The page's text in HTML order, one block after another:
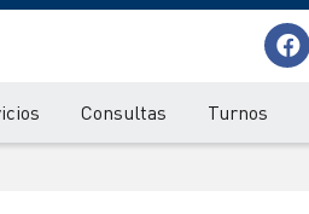
Consultas Turnos